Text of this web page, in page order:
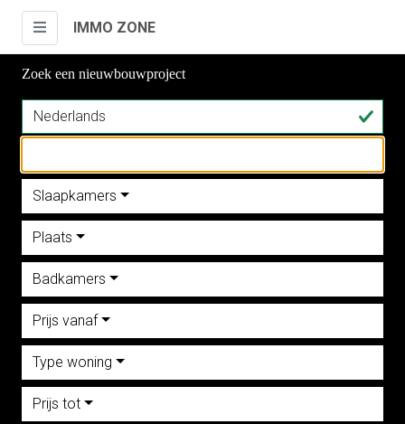
IMMO ZONE
Zoek een nieuwbouwproject
Slaapkamers
Plaats
Badkamers
Prijs vanaf
Type woning
Prijs tot